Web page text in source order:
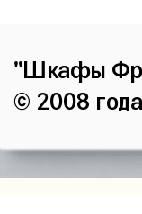
"Шкафы
© 2008 года.